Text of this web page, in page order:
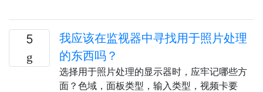
5
我应该在监视器中寻找用于照片处理
的东西吗？
选择用于照片处理的显示器时，应牢记哪些方
面？色域，面板类型，输入类型，视频卡要